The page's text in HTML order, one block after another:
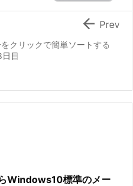
クリックで簡単ソートする
目
 Prev
Windows10標準のメー